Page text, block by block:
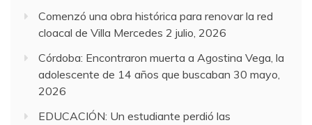
Comenzó una obra histórica para renovar la red
cloacal de Villa Mercedes 2 julio, 2026
Córdoba: Encontraron muerta a Agostina Vega, la
adolescente de 14 años que buscaban 30 mayo,
2026
EDUCACIÓN: Un estudiante perdió las